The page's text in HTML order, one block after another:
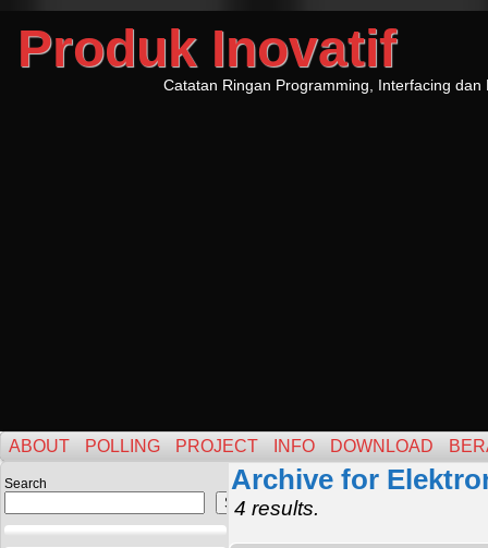
Produk Inovatif
Catatan Ringan Programming, Interfacing dan
ABOUT POLLING PROJECT INFO DOWNLOAD
Search
Search
Archive for
4 results.